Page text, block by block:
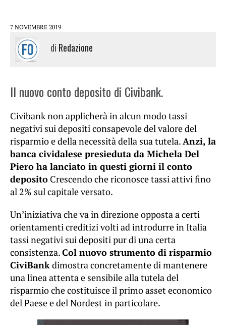
7 NOVEMBRE 2019
di Redazione
Il nuovo conto deposito di Civibank.
Civibank non applicherà in alcun modo tassi
negativi sui depositi consapevole del valore del
risparmio e della necessità della sua tutela.Anzi, la
banca cividalese presieduta da Michela Del
Piero ha lanciato in questi giorni il conto
deposito Crescendo che riconosce tassi attivi fino
al 2% sul capitale versato.
Un’iniziativa che va in direzione opposta a certi
orientamenti creditizi volti ad introdurre in Italia
tassi negativi sui depositi pur di una certa
consistenza.Col nuovo strumento di risparmio
CiviBankdimostra concretamente di mantenere
una linea attenta e sensibile alla tutela del
risparmio che costituisce il primo asset economico
del Paese e del Nordest in particolare.